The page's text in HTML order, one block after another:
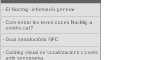
- El Nocmig- informació general
- Com entrar les teves dades NocMig a
ornitho.cat?
- Guia introductòria NFC
- Catàleg visual de vocalitzacions d'ocells
amb sonograma